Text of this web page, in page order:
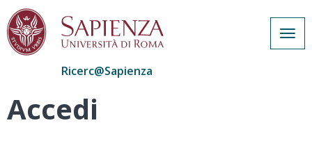
Salta
Ricerc@Sapienza
Accedi